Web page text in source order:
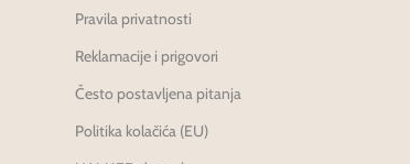
Pravila privatnosti
Reklamacije i prigovori
Često postavljena pitanja
Politika kolačića (EU)